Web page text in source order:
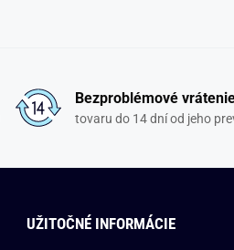
Bezproblémové
tovaru do 14 dní od jeho
UŽITOČNÉ INFORMÁCIE